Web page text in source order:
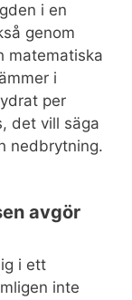
i en
genom
matematiska
i
per
det vill säga
nedbrytning.
avgör
i ett
inte